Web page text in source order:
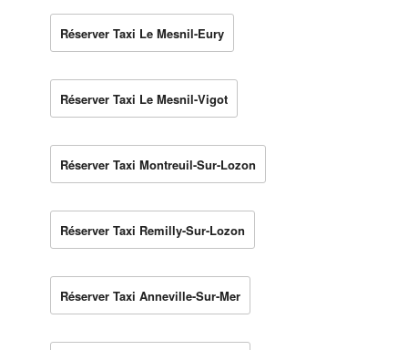
Réserver Taxi Le Mesnil-Eury
Réserver Taxi Le Mesnil-Vigot
Réserver Taxi Montreuil-Sur-Lozon
Réserver Taxi Remilly-Sur-Lozon
Réserver Taxi Anneville-Sur-Mer